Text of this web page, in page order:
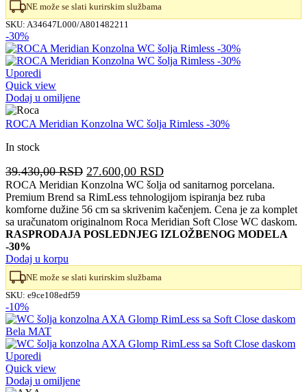
NE može se slati kurirskim službama
SKU: A34647L000/A801482211
-30%
Uporedi
Quick view
Dodaj u omiljene
ROCA Meridian Konzolna WC šolja Rimless -30%
In stock
39.430,00RSD Originalna
cena
je
bila:
39.430,00 RSD.
27.600,00 RSDTrenutna
cena
je:
27.600,00 RSD.
ROCA Meridian Konzolna WC šolja od sanitarnog porcelana.
Premium Brend sa RimLess tehnologijom ispiranja bez ruba
komforne dužine 56 cm sa skrivenim kačenjem. Cena je za komplet
sa uračunatom originalnom Roca Meridian Soft Close WC daskom.
RASPRODAJA POSLEDNJEG IZLOŽBENOG MODELA
-30%
Dodaj u korpu
NE može se slati kurirskim službama
SKU: e9ce108edf59
-10%
Uporedi
Quick view
Dodaj u omiljene